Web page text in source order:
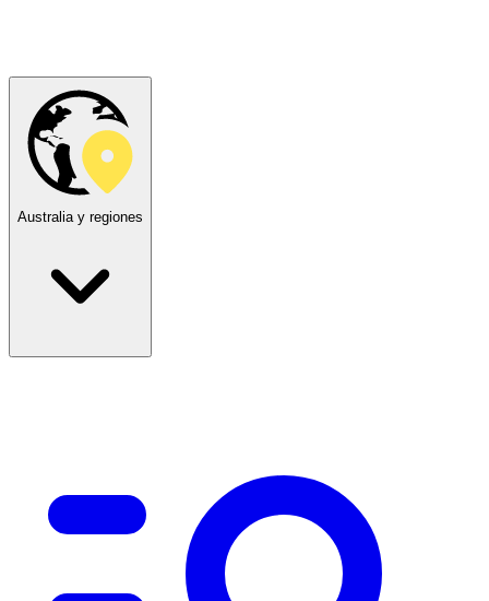
Australia y regiones